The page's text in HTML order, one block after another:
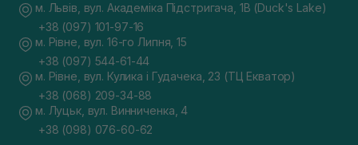
м. Львів, вул. Академіка Підстригача, 1В (Duck's Lake)
+38 (097) 101-97-16
м. Рівне, вул. 16-го Липня, 15
+38 (097) 544-61-44
м. Рівне, вул. Кулика і Гудачека, 23 (ТЦ Екватор)
+38 (068) 209-34-88
м. Луцьк, вул. Винниченка, 4
+38 (098) 076-60-62